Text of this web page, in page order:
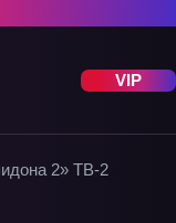
VIP
2» ТВ-2